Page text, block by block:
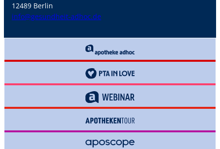
12489 Berlin
info@gesundheit-adhoc.de